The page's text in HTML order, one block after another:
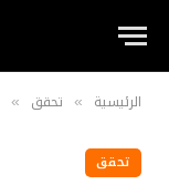
الرئيسية » تحقق »
تحقق